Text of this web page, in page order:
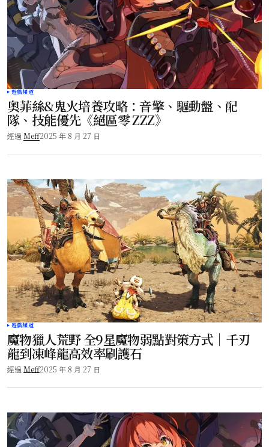
遊戲頻道
奧菲絲&鬼火培養攻略：音擎、驅動盤、配
隊、技能優先《絕區零 ZZZ》
經過 Meff2025 年 8 月 27 日
遊戲頻道
魔物獵人荒野 全9星魔物弱點對策方式｜千刃
龍到凍峰龍高效率刷護石
經過 Meff2025 年 8 月 27 日